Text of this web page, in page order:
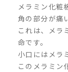
メラミン化粧
角の部分が痛
これは、メラ
命です。
小口にはメラ
このメラミン